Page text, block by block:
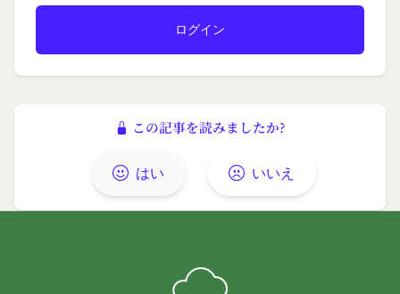
この記事を読みましたか?
はい いいえ
宜見直し、継続的な改善に努めるものとし、必要に
応じて、本ポリシーをお客様の事前の了承を得るこ
となく変更することがあります。変更後の本ポリシ
ーについては、当社が別途定める場合を除いて、当
ものとします。但し、法令上お客様の同意が必要と
方法により、お客様の同意を取得するものとしま
その他の注意事項
れら外部サービスにおける内容や利用者情報の保護
つく行為または公序良俗に反する行為
ある行為
著作権等の知的財産権、その他の権利または利
益を侵害する行為
たは損害を与える行為